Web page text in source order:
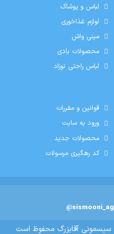
لباس و پوشاک
لوازم غذاخوری
مینی واش
محصولات بادی
لباس راحتی نوزاد
قوانین و مقررات
ورود به سایت
محصولات جدید
کد رهگیری مرسولات
آقابزرگ محفوظ است